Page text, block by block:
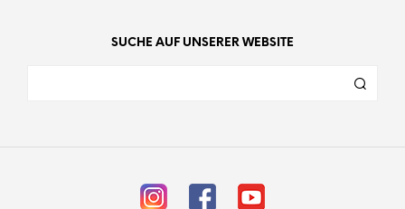
SUCHE AUF UNSERER WEBSITE